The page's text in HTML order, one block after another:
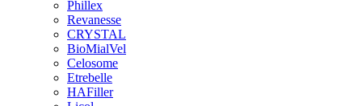
Phillex
Revanesse
CRYSTAL
BioMialVel
Celosome
Etrebelle
HAFiller